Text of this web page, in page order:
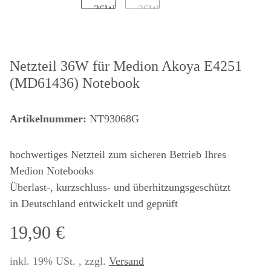
Netzteil 36W für Medion Akoya E4251
(MD61436) Notebook
Artikelnummer: NT93068G
hochwertiges Netzteil zum sicheren Betrieb Ihres
Medion Notebooks
Überlast-, kurzschluss- und überhitzungsgeschützt
in Deutschland entwickelt und geprüft
19,90 €
inkl. 19% USt. , zzgl. Versand